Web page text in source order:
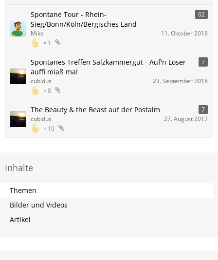
Spontane Tour - Rhein-
Sieg/Bonn/Köln/Bergisches Land
62
1
Mike 11. Oktober 2018
Spontanes Treffen Salzkammergut - Auf'n Loser
auffi miaß ma!
7
8
cubidus 23. September 2018
The Beauty & the Beast auf der Postalm 7
10
cubidus 27. August 2017
Inhalte
Themen
Bilder und Videos
Artikel